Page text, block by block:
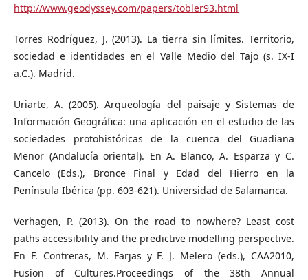
http://www.geodyssey.com/papers/tobler93.html
Torres Rodríguez, J. (2013). La tierra sin límites. Territorio,
sociedad e identidades en el Valle Medio del Tajo (s. IX-I
a.C.). Madrid.
Uriarte, A. (2005). Arqueología del paisaje y Sistemas de
Información Geográfica: una aplicación en el estudio de las
sociedades protohistóricas de la cuenca del Guadiana
Menor (Andalucía oriental). En A. Blanco, A. Esparza y C.
Cancelo (Eds.), Bronce Final y Edad del Hierro en la
Península Ibérica (pp. 603-621). Universidad de Salamanca.
Verhagen, P. (2013). On the road to nowhere? Least cost
paths accessibility and the predictive modelling perspective.
En F. Contreras, M. Farjas y F. J. Melero (eds.), CAA2010,
Fusion of Cultures.Proceedings of the 38th Annual